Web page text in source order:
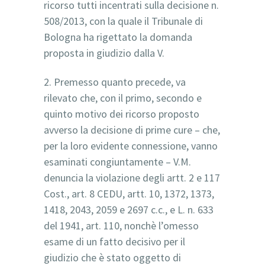
ricorso tutti incentrati sulla decisione n.
508/2013, con la quale il Tribunale di
Bologna ha rigettato la domanda
proposta in giudizio dalla V.
2. Premesso quanto precede, va
rilevato che, con il primo, secondo e
quinto motivo dei ricorso proposto
avverso la decisione di prime cure – che,
per la loro evidente connessione, vanno
esaminati congiuntamente – V.M.
denuncia la violazione degli artt. 2 e 117
Cost., art. 8 CEDU, artt. 10, 1372, 1373,
1418, 2043, 2059 e 2697 c.c., e L. n. 633
del 1941, art. 110, nonchè l’omesso
esame di un fatto decisivo per il
giudizio che è stato oggetto di